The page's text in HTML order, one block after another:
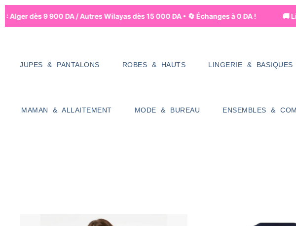
dès 9 900 DA / Autres Wilayas dès 15 000 DA • 🔄 Échanges à 0 DA ! 🚚
JUPES & PANTALONS ROBES & HAUTS LINGERIE & BASIQUES
MAMAN & ALLAITEMENT MODE & BUREAU ENSEMBLES &